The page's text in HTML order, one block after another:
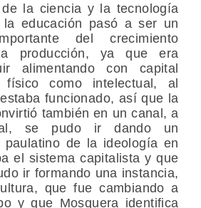
la ciencia y la tecnología
educación pasó a ser un
del crecimiento
producción, ya que era
alimentando con capital
físico como intelectual, al
funcionado, así que la
también en un canal, a
se pudo ir dando un
paulatino de la ideología en
el sistema capitalista y que
ir formando una instancia,
que fue cambiando a
y que Mosquera identifica